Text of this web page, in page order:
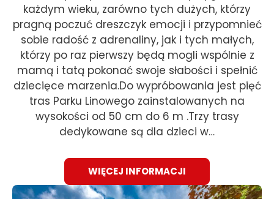
każdym wieku, zarówno tych dużych, którzy
pragną poczuć dreszczyk emocji i przypomnieć
sobie radość z adrenaliny, jak i tych małych,
którzy po raz pierwszy będą mogli wspólnie z
mamą i tatą pokonać swoje słabości i spełnić
dziecięce marzenia.Do wypróbowania jest pięć
tras Parku Linowego zainstalowanych na
wysokości od 50 cm do 6 m .Trzy trasy
dedykowane są dla dzieci w…
WIĘCEJ INFORMACJI